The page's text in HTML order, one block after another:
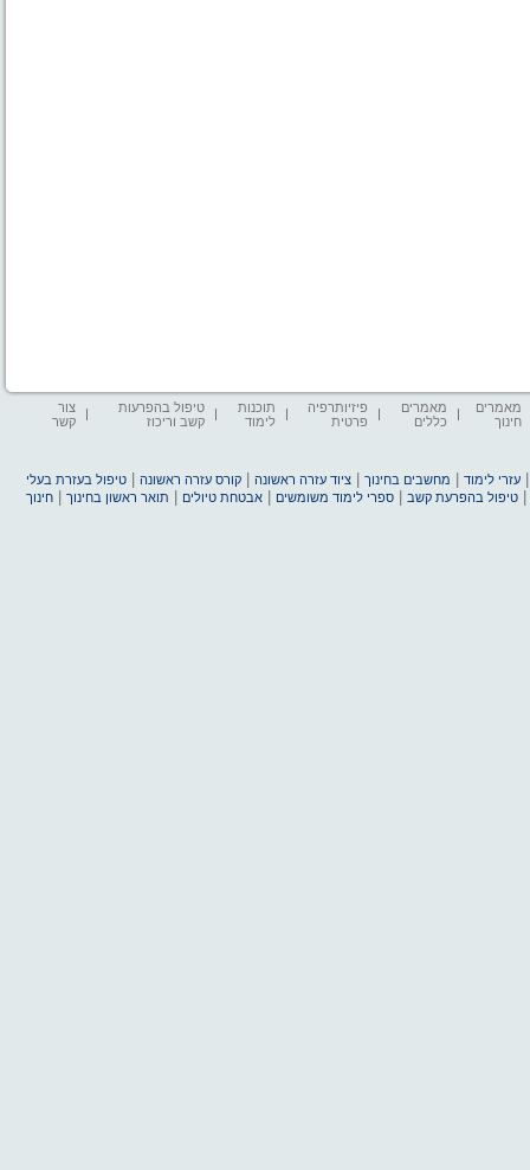
מאמרים
חינוך
מאמרים
כללים
פיזיותרפיה
פרטית
תוכנות
לימוד
טיפול בהפרעות
קשב וריכוז
צור
קשר
עזרי לימוד מחשבים בחינוך |ציוד עזרה ראשונה |קורס עזרה ראשונה |טיפול בעזרת בעלי
|טיפול בהפרעת קשב |ספרי לימוד משומשים |אבטחת טיולים תואר ראשון בחינוך |חינוך